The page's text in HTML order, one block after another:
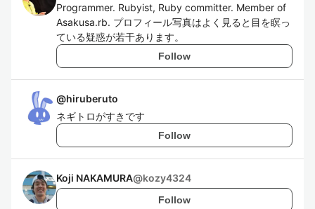
Programmer. Rubyist, Ruby committer. Member of
Asakusa.rb. プロフィール写真はよく見ると目を瞑っ
ている疑惑が若干あります。
Follow
@hiruberuto
ネギトロがすきです
Follow
Koji NAKAMURA@kozy4324
Follow